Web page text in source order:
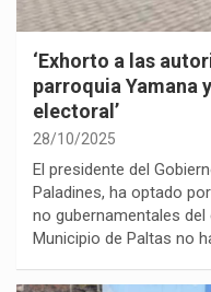
‘Exhorto a las
parroquia Yamana
electoral’
28/10/2025
El presidente del
Paladines, ha optado
no gubernamentales del
Municipio de Paltas no